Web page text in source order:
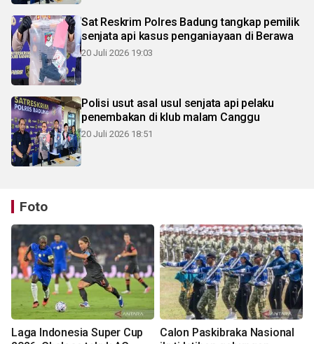
Sat Reskrim Polres Badung tangkap pemilik
senjata api kasus penganiayaan di Berawa
20 Juli 2026 19:03
Polisi usut asal usul senjata api pelaku
penembakan di klub malam Canggu
20 Juli 2026 18:51
Foto
Laga Indonesia Super Cup
Calon Paskibraka Nasional